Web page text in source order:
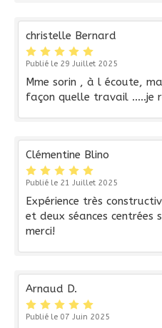
christelle Bernard
Publié le 29 Juillet 2025
Mme sorin , à l écoute,
façon quelle travail .....je
Clémentine Blino
Publié le 21 Juillet 2025
Expérience très
et deux séances centrées
merci!
Arnaud D.
Publié le 07 Juin 2025